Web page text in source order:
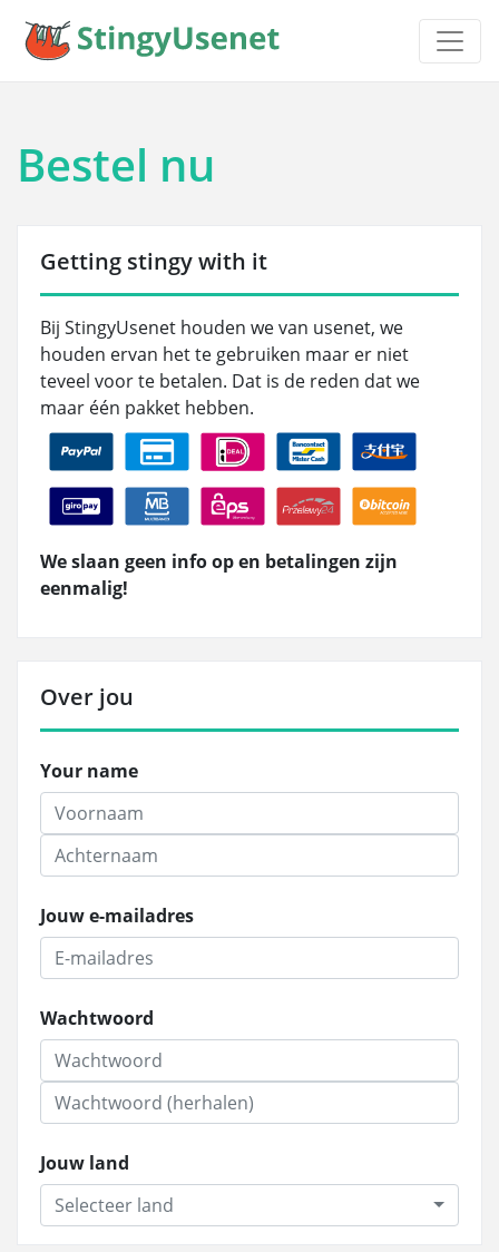
Bestel nu
Getting stingy with it
Bij StingyUsenet houden we van usenet, we
houden ervan het te gebruiken maar er niet
teveel voor te betalen. Dat is de reden dat we
maar één pakket hebben.
We slaan geen info op en betalingen zijn
eenmalig!
Over jou
Your name
Jouw e-mailadres
Wachtwoord
Jouw land
Selecteer land